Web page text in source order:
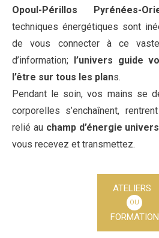
Opoul-Périllos Pyrénées-
techniques énergétiques sont
de vous connecter à ce
d’information;
l’univers guide
l’être sur tous les plans.
Pendant le soin, vos mains se
corporelles s’enchaînent,
relié au champ d’énergie
vous recevez et transmettez.
ATELIERS
OU